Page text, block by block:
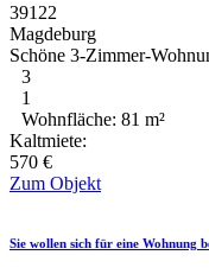
39122
Magdeburg
Schöne 3-Zimmer-
3
1
Wohnfläche: 81 m²
Kaltmiete:
570 €
Zum Objekt
Sie wollen sich für eine Wohnung